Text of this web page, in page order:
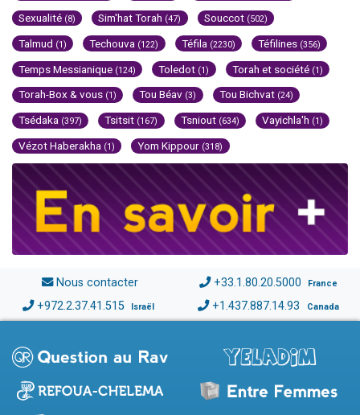
Sexualité (8) Sim'hat Torah (47) Souccot (502)
Talmud (1) Techouva (122) Téfila (2230) Téfilines (356)
Temps Messianique (124) Toledot (1) Torah et société (1)
Torah-Box & vous (1) Tou Béav (3) Tou Bichvat (24)
Tsédaka (397) Tsitsit (167) Tsniout (634) Vayichla'h (1)
Vézot Haberakha (1) Yom Kippour (318)
Nous contacter +33.1.80.20.5000 France
+972.2.37.41.515 Israël +1.437.887.14.93 Canada